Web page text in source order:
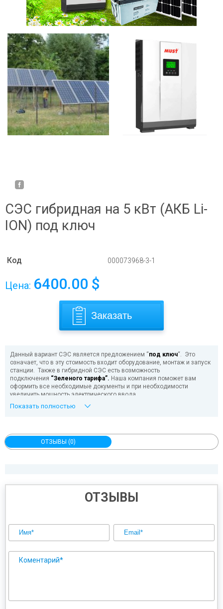
СЭС гибридная на 5 кВт (АКБ Li-
ION) под ключ
Код 000073968-3-1
Цена: 6400.00 $
Заказать
Данный вариант СЭС является предложением “под ключ“. Это
означает, что в эту стоимость входит оборудование, монтаж и запуск
станции. Также в гибридной СЭС есть возможность
подключения “Зеленого тарифа”. Наша компания поможет вам
оформить все необходимые документы и при необходимости
увеличить мощность электрического ввода.
Также по желанию заказчика можно установить другие
аккумуляторыи изменить кол-во солнечных панелей.
электроприборов? Совсем нет электросети и нет возможности ее
Наша компания может помочь вам разрешить эти проблемы и
Показать полностью
ОТЗЫВЫ (0)
ОТЗЫВЫ